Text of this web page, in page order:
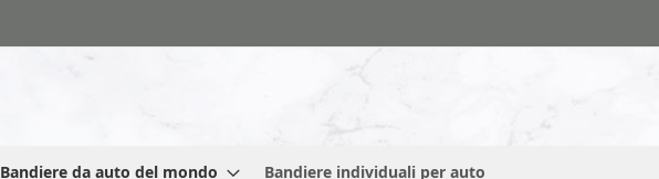
Bandiere da auto del mondo Bandiere individuali per auto